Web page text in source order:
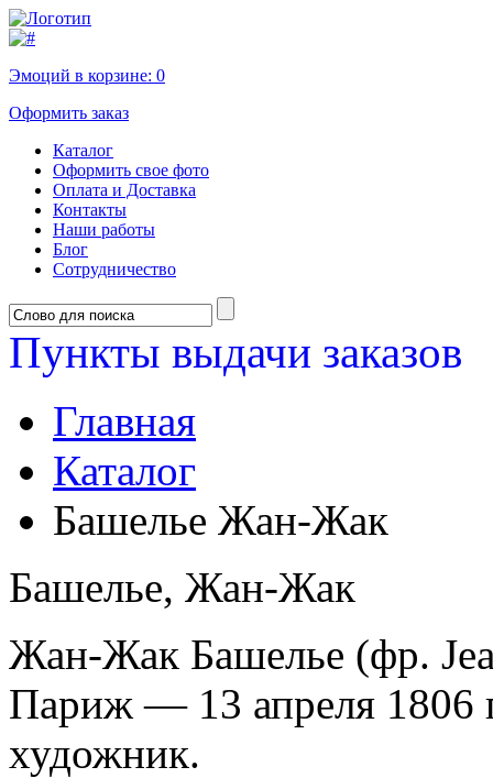
Эмоций в корзине: 0
Оформить заказ
Каталог
Оформить свое фото
Оплата и Доставка
Контакты
Наши работы
Блог
Сотрудничество
Пункты выдачи заказов
Главная
Каталог
Башелье Жан-Жак
Башелье, Жан-Жак
Жан-Жак Башелье (фр.
Париж — 13 апреля 1806
художник.